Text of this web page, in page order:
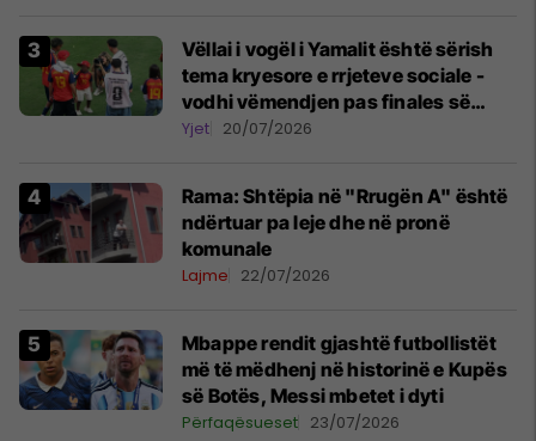
Vëllai i vogël i Yamalit është sërish
tema kryesore e rrjeteve sociale -
vodhi vëmendjen pas finales së
Kupës së Botës
Yjet 20/07/2026
Rama: Shtëpia në "Rrugën A" është
ndërtuar pa leje dhe në pronë
komunale
Lajme 22/07/2026
Mbappe rendit gjashtë futbollistët
më të mëdhenj në historinë e Kupës
së Botës, Messi mbetet i dyti
Përfaqësueset 23/07/2026